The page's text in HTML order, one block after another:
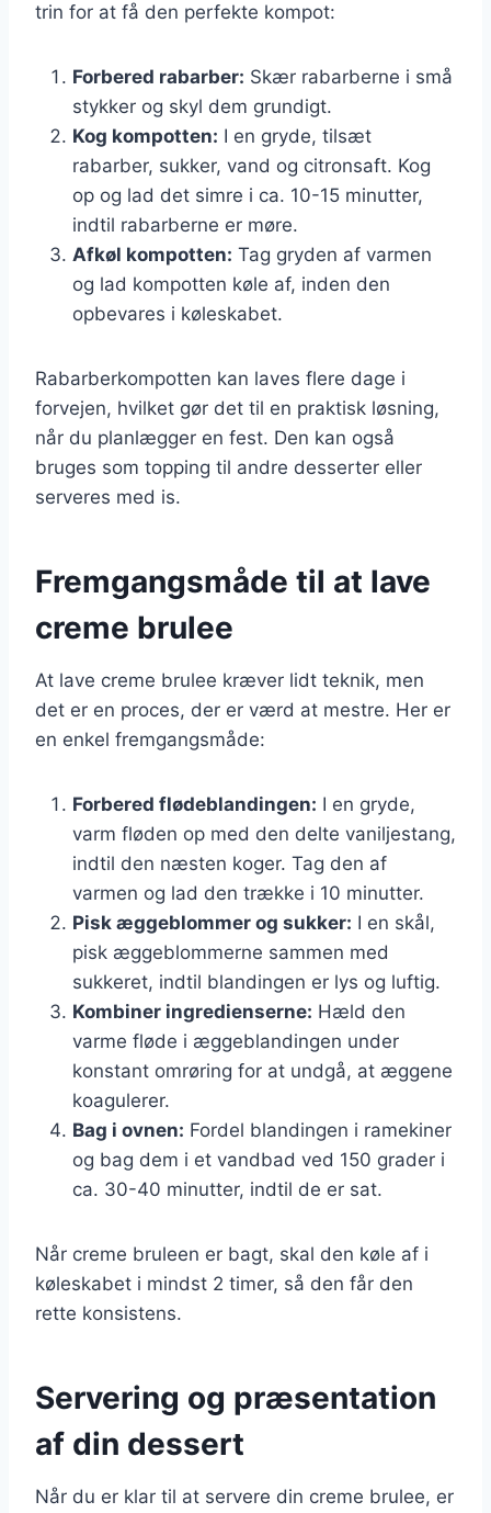
trin for at få den perfekte kompot:
Forbered rabarber: Skær rabarberne i små
stykker og skyl dem grundigt.
Kog kompotten: I en gryde, tilsæt
rabarber, sukker, vand og citronsaft. Kog
op og lad det simre i ca. 10-15 minutter,
indtil rabarberne er møre.
Afkøl kompotten: Tag gryden af varmen
og lad kompotten køle af, inden den
opbevares i køleskabet.
Rabarberkompotten kan laves flere dage i
forvejen, hvilket gør det til en praktisk løsning,
når du planlægger en fest. Den kan også
bruges som topping til andre desserter eller
serveres med is.
Fremgangsmåde til at lave
creme brulee
At lave creme brulee kræver lidt teknik, men
det er en proces, der er værd at mestre. Her er
en enkel fremgangsmåde:
Forbered flødeblandingen: I en gryde,
varm fløden op med den delte vaniljestang,
indtil den næsten koger. Tag den af
varmen og lad den trække i 10 minutter.
Pisk æggeblommer og sukker: I en skål,
pisk æggeblommerne sammen med
sukkeret, indtil blandingen er lys og luftig.
Kombiner ingredienserne: Hæld den
varme fløde i æggeblandingen under
konstant omrøring for at undgå, at æggene
koagulerer.
Bag i ovnen: Fordel blandingen i ramekiner
og bag dem i et vandbad ved 150 grader i
ca. 30-40 minutter, indtil de er sat.
Når creme bruleen er bagt, skal den køle af i
køleskabet i mindst 2 timer, så den får den
rette konsistens.
Servering og præsentation
af din dessert
Når du er klar til at servere din creme brulee, er